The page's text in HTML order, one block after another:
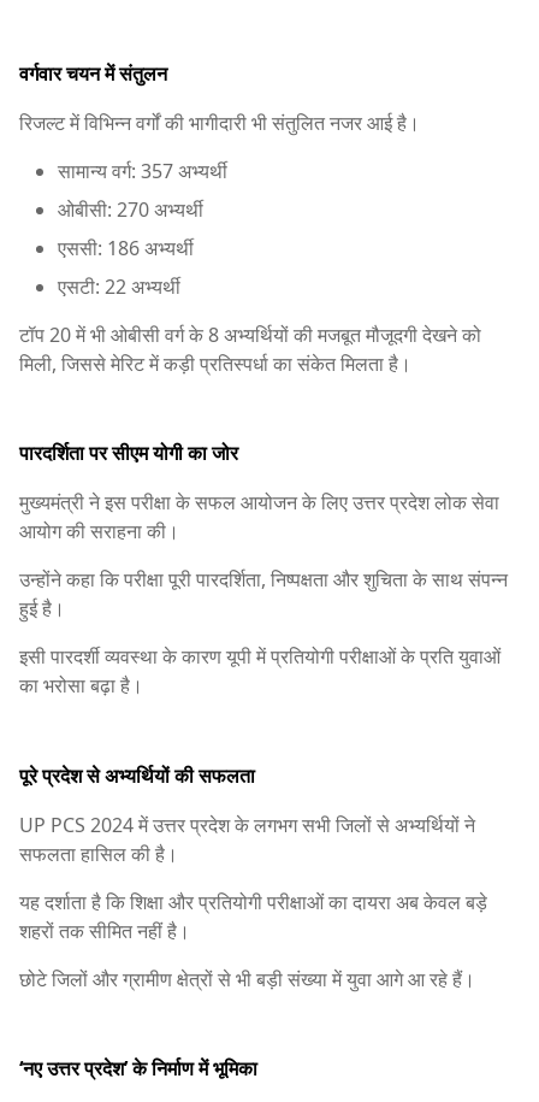
वर्गवार चयन में संतुलन
रिजल्ट में विभिन्न वर्गों की भागीदारी भी संतुलित नजर आई है।
सामान्य वर्ग: 357 अभ्यर्थी
ओबीसी: 270 अभ्यर्थी
एससी: 186 अभ्यर्थी
एसटी: 22 अभ्यर्थी
टॉप 20 में भी ओबीसी वर्ग के 8 अभ्यर्थियों की मजबूत मौजूदगी देखने को
मिली, जिससे मेरिट में कड़ी प्रतिस्पर्धा का संकेत मिलता है।
पारदर्शिता पर सीएम योगी का जोर
मुख्यमंत्री ने इस परीक्षा के सफल आयोजन के लिए उत्तर प्रदेश लोक सेवा
आयोग की सराहना की।
उन्होंने कहा कि परीक्षा पूरी पारदर्शिता, निष्पक्षता और शुचिता के साथ संपन्न
हुई है।
इसी पारदर्शी व्यवस्था के कारण यूपी में प्रतियोगी परीक्षाओं के प्रति युवाओं
का भरोसा बढ़ा है।
पूरे प्रदेश से अभ्यर्थियों की सफलता
UP PCS 2024 में उत्तर प्रदेश के लगभग सभी जिलों से अभ्यर्थियों ने
सफलता हासिल की है।
यह दर्शाता है कि शिक्षा और प्रतियोगी परीक्षाओं का दायरा अब केवल बड़े
शहरों तक सीमित नहीं है।
छोटे जिलों और ग्रामीण क्षेत्रों से भी बड़ी संख्या में युवा आगे आ रहे हैं।
‘नए उत्तर प्रदेश’ के निर्माण में भूमिका